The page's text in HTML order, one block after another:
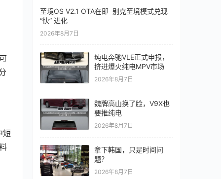
短
至境OS V2.1 OTA在即 别克至境模式兑现
“快” 进化
2026年8月7日
纯电奔驰VLE正式申报，
挤进爆火纯电MPV市场
2026年8月7日
魏牌高山换了脸，V9X也
要推纯电
2026年8月7日
拿下韩国，只是时间问
题？
2026年8月7日